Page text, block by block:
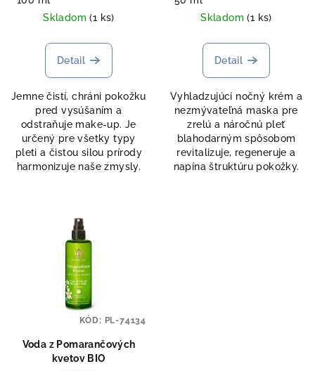
Skladom(1 ks)
Detail
Jemne čistí, chráni pokožku
pred vysúšaním a
odstraňuje make-up. Je
určený pre všetky typy
pleti a čistou silou prírody
harmonizuje naše zmysly.
Skladom(1 ks)
Detail
Vyhladzujúci nočný krém a
nezmývateľná maska ​​pre
zrelú a náročnú pleť
blahodarným spôsobom
revitalizuje, regeneruje a
napína štruktúru pokožky.
Voda z Pomarančových
kvetov BIO
KÓD: PL-74134